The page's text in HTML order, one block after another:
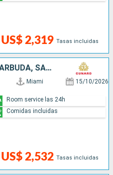
US$ 2,319 Tasas incluidas
PUERTO RICO, ANTIGUA Y BARBUDA, SANTA LUCIA, BARBADOS, SAN MARTÍN, ESTADOS UNIDOS, ARUBA
Miami 15/10/2026
US$ 2,532 Tasas incluidas
Room service las 24h
Comidas incluidas